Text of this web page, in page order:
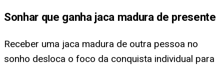
Sonhar que ganha jaca madura de presente
Receber uma jaca madura de outra pessoa no
sonho desloca o foco da conquista individual para